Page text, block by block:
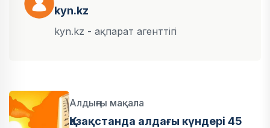
kyn.kz
kyn.kz - ақпарат агенттігі
Алдыңғы мақала
Қазақстанда алдағы күндері 45